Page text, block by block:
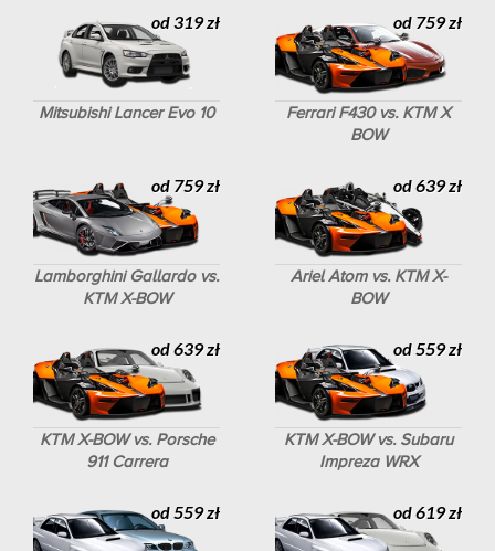
Mitsubishi Lancer Evo 10
od 319 zł
Ferrari F430 vs. KTM X
BOW
od 759 zł
Lamborghini Gallardo vs.
KTM X-BOW
od 759 zł
Ariel Atom vs. KTM X-
BOW
od 639 zł
KTM X-BOW vs. Porsche
911 Carrera
od 639 zł
KTM X-BOW vs. Subaru
Impreza WRX
od 559 zł
od 559 zł od 619 zł